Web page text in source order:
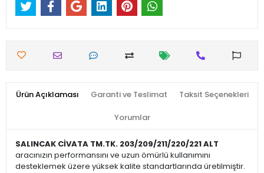
Ürün Açıklaması Garanti ve Teslimat Taksit Seçenekleri
Yorumlar
SALINCAK CİVATA TM.TK. 203/209/211/220/221 ALT
aracınızın performansını ve uzun ömürlü kullanımını
desteklemek üzere yüksek kalite standartlarında üretilmiştir.